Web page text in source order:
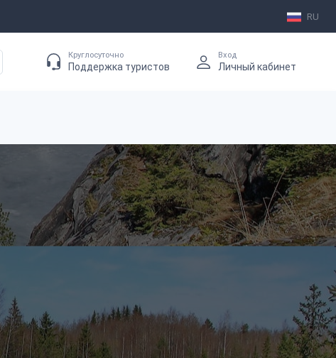
RU
Круглосуточно
Поддержка туристов
Вход
Личный кабинет